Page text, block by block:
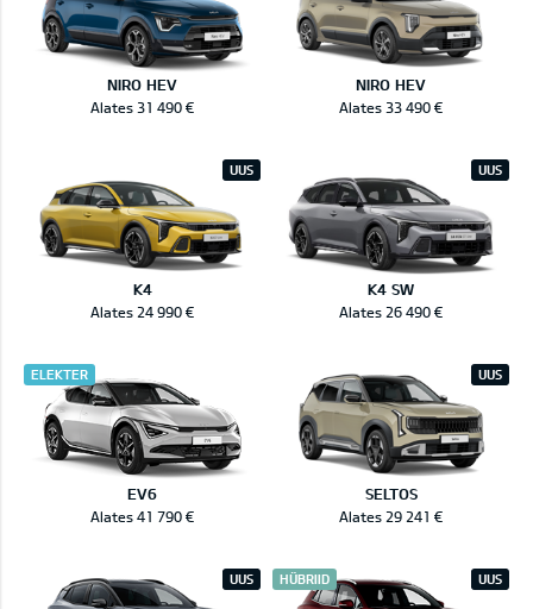
NIRO HEV
Alates 31 490 €
NIRO HEV
Alates 33 490 €
K4
UUS
Alates 24 990 €
K4 SW
UUS
Alates 26 490 €
EV6
ELEKTER
Alates 41 790 €
SELTOS
UUS
Alates 29 241 €
UUS UUS
HÜBRIID